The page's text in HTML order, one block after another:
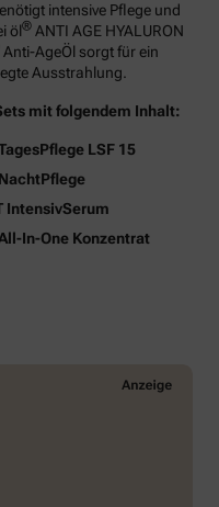
intensive Pflege und
öl® ANTI AGE HYALURON
Anti-AgeÖl sorgt für ein
Ausstrahlung.
mit folgendem Inhalt:
LSF 15
IntensivSerum
In-One Konzentrat